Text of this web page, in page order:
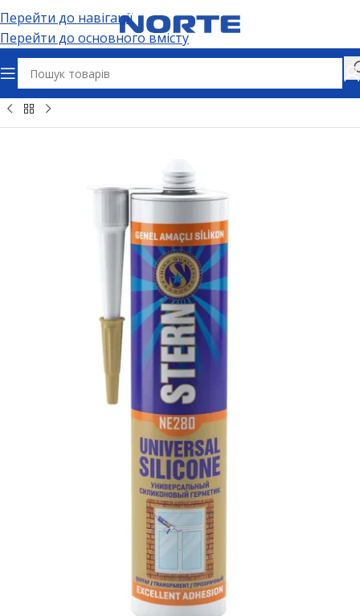
Перейти до навігації
Перейти до основного вмісту
Головна Аерозольні товари та спреї Герметики